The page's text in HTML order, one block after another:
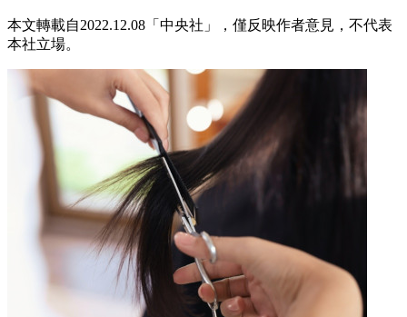
本文轉載自2022.12.08「中央社」，僅反映作者意見，不代表
本社立場。